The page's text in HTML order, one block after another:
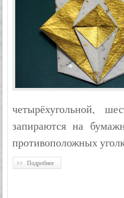
четырёхугольной,
запираются на
противоположных
Подробнее